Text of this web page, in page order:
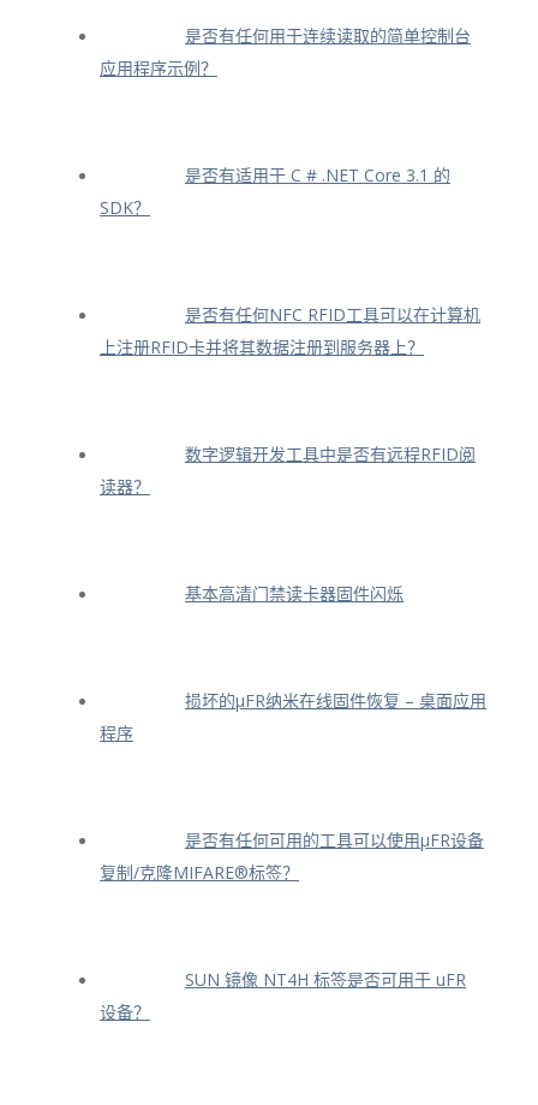
是否有任何用于连续读取的简单控制台
应用程序示例？
是否有适用于 C # .NET Core 3.1 的
SDK？
是否有任何NFC RFID工具可以在计算机
上注册RFID卡并将其数据注册到服务器上？
数字逻辑开发工具中是否有远程RFID阅
读器？
基本高清门禁读卡器固件闪烁
损坏的μFR纳米在线固件恢复 – 桌面应用
程序
是否有任何可用的工具可以使用μFR设备
复制/克隆MIFARE®标签？
SUN 镜像 NT4H 标签是否可用于 uFR
设备？